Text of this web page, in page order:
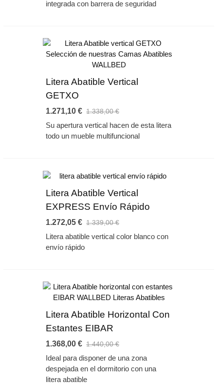
integrada con barrera de seguridad
Litera Abatible Vertical
GETXO
1.271,10 € 1.338,00 €
Su apertura vertical hacen de esta litera
todo un mueble multifuncional
Litera Abatible Vertical
EXPRESS Envío Rápido
1.272,05 € 1.339,00 €
Litera abatible vertical color blanco con
envío rápido
Litera Abatible Horizontal Con
Estantes EIBAR
1.368,00 € 1.440,00 €
Ideal para disponer de una zona
despejada en el dormitorio con una
litera abatible